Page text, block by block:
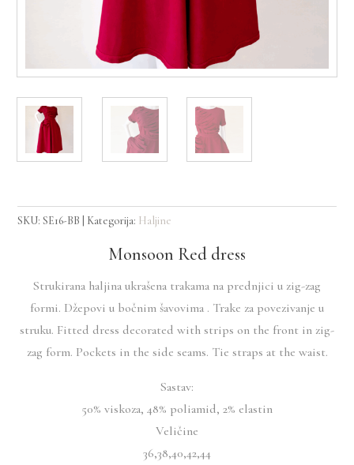
SKU:SE16-BB Kategorija: Haljine
Monsoon Red dress
Strukirana haljina ukrašena trakama na prednjici u zig-zag
formi. Džepovi u bočnim šavovima . Trake za povezivanje u
struku. Fitted dress decorated with strips on the front in zig-
zag form. Pockets in the side seams. Tie straps at the waist.
Sastav:
50% viskoza, 48% poliamid, 2% elastin
Veličine
36,38,40,42,44